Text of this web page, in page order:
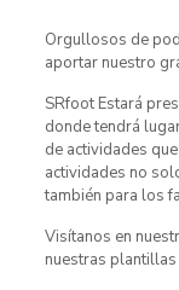
Orgullosos de
aportar nuestro
SRfoot Estará
donde tendrá
de actividades
actividades no
también para los
Visítanos en
nuestras